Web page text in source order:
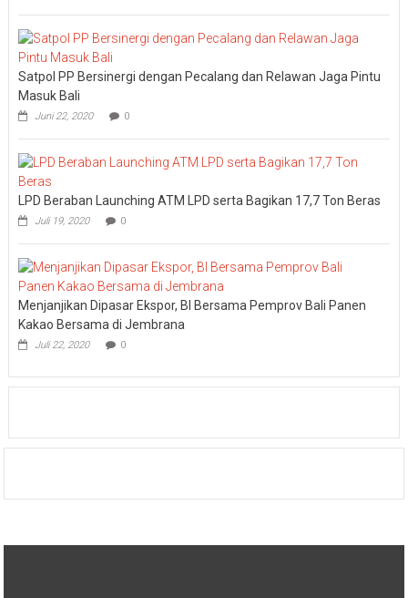
Satpol PP Bersinergi dengan Pecalang dan Relawan Jaga Pintu
Masuk Bali
Juni 22, 2020 0
LPD Beraban Launching ATM LPD serta Bagikan 17,7 Ton Beras
Juli 19, 2020 0
Menjanjikan Dipasar Ekspor, BI Bersama Pemprov Bali Panen
Kakao Bersama di Jembrana
Juli 22, 2020 0